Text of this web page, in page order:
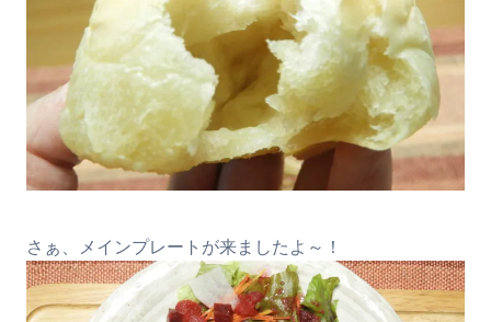
さぁ、メインプレートが来ましたよ～！